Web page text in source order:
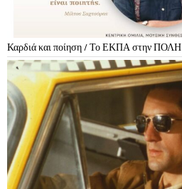
Καρδιά και ποίηση / Το ΕΚΠΑ στην ΠΟΛΗ